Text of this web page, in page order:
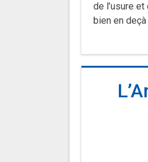
de l’usure
bien en deçà